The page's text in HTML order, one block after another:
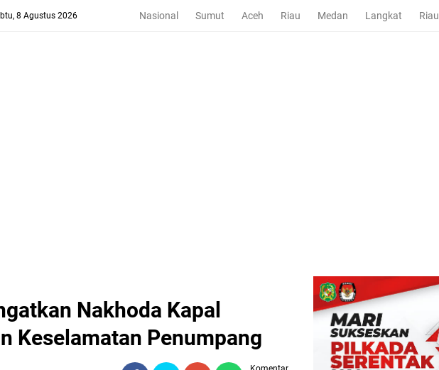
8 Agustus 2026 Nasional Sumut Aceh Riau Medan Langkat Riau
Nakhoda Kapal
Keselamatan Penumpang